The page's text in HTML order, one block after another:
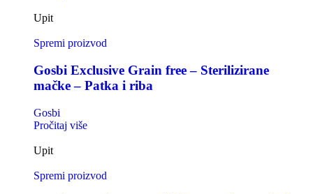
Upit
Spremi proizvod
Gosbi Exclusive Grain free – Sterilizirane
mačke – Patka i riba
Gosbi
Pročitaj više
Upit
Spremi proizvod